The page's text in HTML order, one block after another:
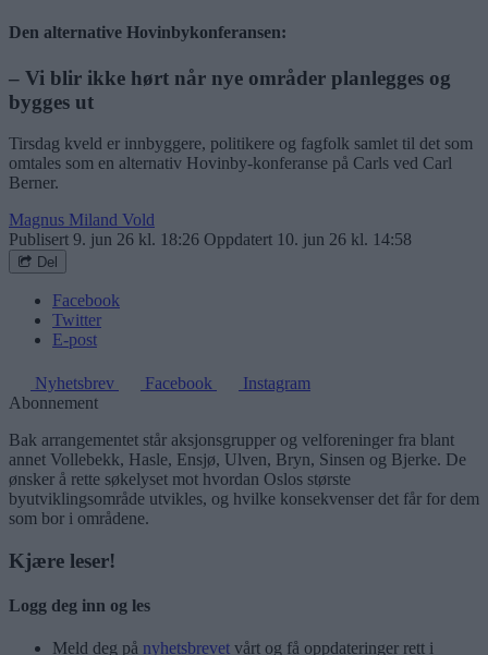
Den alternative Hovinbykonferansen:
– Vi blir ikke hørt når nye områder planlegges og
bygges ut
Tirsdag kveld er innbyggere, politikere og fagfolk samlet til det som
omtales som en alternativ Hovinby-konferanse på Carls ved Carl
Berner.
Magnus Miland Vold
Publisert 9. jun 26 kl. 18:26 Oppdatert 10. jun 26 kl. 14:58
Del
Facebook
Twitter
E-post
Nyhetsbrev Facebook
Instagram
Abonnement
Bak arrangementet står aksjonsgrupper og velforeninger fra blant
annet Vollebekk, Hasle, Ensjø, Ulven, Bryn, Sinsen og Bjerke. De
ønsker å rette søkelyset mot hvordan Oslos største
byutviklingsområde utvikles, og hvilke konsekvenser det får for dem
som bor i områdene.
Kjære leser!
Logg deg inn og les
Meld deg på nyhetsbrevet vårt og få oppdateringer rett i